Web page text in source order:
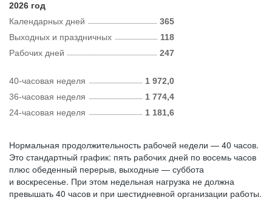
2026 год
Календарных дней
365
Рабочих дней 247
Выходных и праздничных 118
40-часовая неделя
1 972,0
36-часовая неделя
1 774,4
24-часовая неделя
1 181,6
Нормальная продолжительность рабочей недели — 40 часов.
Это стандартный график: пять рабочих дней по восемь часов
плюс обеденный перерыв, выходные — суббота
и воскресенье. При этом недельная нагрузка не должна
превышать 40 часов и при шестидневной организации работы.